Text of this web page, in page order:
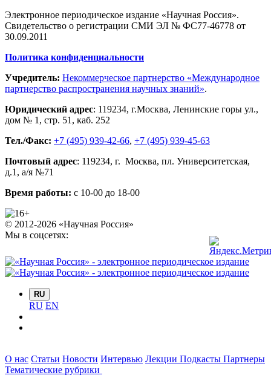
Электронное периодическое издание «Научная Россия».
Свидетельство о регистрации СМИ ЭЛ № ФС77-46778 от
30.09.2011
Политика конфиденциальности
Учредитель: Некоммерческое партнерство «Международное
партнерство распространения научных знаний».
Юридический адрес: 119234, г.Москва, Ленинские горы ул.,
дом № 1, стр. 51 , каб. 252
Тел./Факс: +7 (495) 939-42-66, +7 (495) 939-45-63
Почтовый адрес: 119234, г. Москва, пл. Университетская,
д.1 , а/я №71
Время работы: с 10-00 до 18-00
© 2012-2026 «Научная Россия»
Мы в соцсетях:
RU
RU EN
О нас Статьи Новости Интервью Лекции Подкасты Партнеры
Тематические рубрики